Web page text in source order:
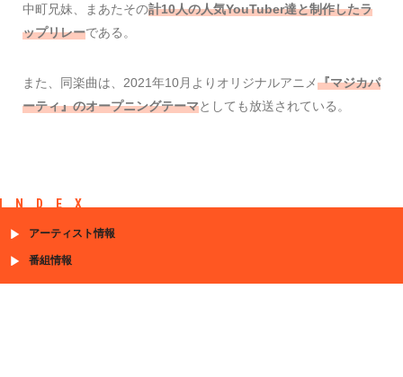
中町兄妹、まあたその計10人の人気YouTuber達と制作したラ
ップリレーである。
また、同楽曲は、2021年10月よりオリジナルアニメ『マジカパ
ーティ』のオープニングテーマとしても放送されている。
INDEX
アーティスト情報
番組情報